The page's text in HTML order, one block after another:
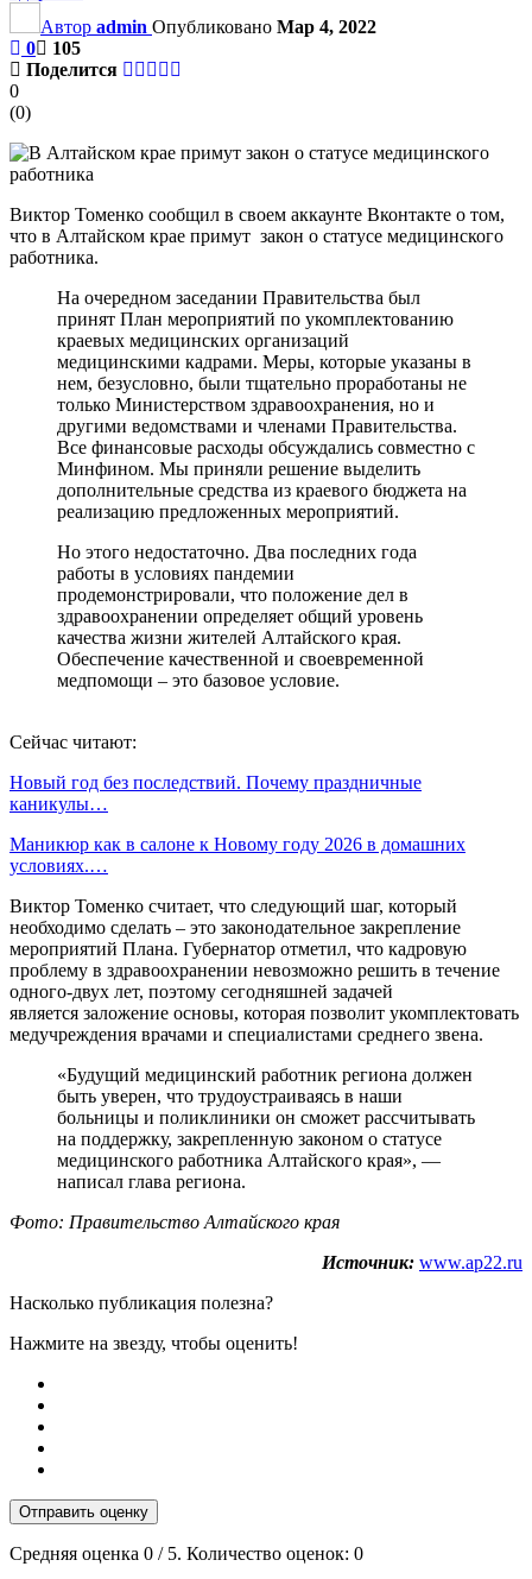
Автор admin Опубликовано Мар 4, 2022
0
105
Поделится
0
(0)
Виктор Томенко сообщил в своем аккаунте Вконтакте о том,
что в Алтайском крае примут закон о статусе медицинского
работника.
На очередном заседании Правительства был
принят План мероприятий по укомплектованию
краевых медицинских организаций
медицинскими кадрами. Меры, которые указаны в
нем, безусловно, были тщательно проработаны не
только Министерством здравоохранения, но и
другими ведомствами и членами Правительства.
Все финансовые расходы обсуждались совместно с
Минфином. Мы приняли решение выделить
дополнительные средства из краевого бюджета на
реализацию предложенных мероприятий.
Но этого недостаточно. Два последних года
работы в условиях пандемии
продемонстрировали, что положение дел в
здравоохранении определяет общий уровень
качества жизни жителей Алтайского края.
Обеспечение качественной и своевременной
медпомощи – это базовое условие.
Сейчас читают:
Новый год без последствий. Почему праздничные
каникулы…
Маникюр как в салоне к Новому году 2026 в домашних
условиях.…
Виктор Томенко считает, что следующий шаг, который
необходимо сделать – это законодательное закрепление
мероприятий Плана. Губернатор отметил, что кадровую
проблему в здравоохранении невозможно решить в течение
одного-двух лет, поэтому сегодняшней задачей
является заложение основы, которая позволит укомплектовать
медучреждения врачами и специалистами среднего звена.
«Будущий медицинский работник региона должен
быть уверен, что трудоустраиваясь в наши
больницы и поликлиники он сможет рассчитывать
на поддержку, закрепленную законом о статусе
медицинского работника Алтайского края», —
написал глава региона.
Фото: Правительство Алтайского края
Источник: www.ap22.ru
Насколько публикация полезна?
Нажмите на звезду, чтобы оценить!
Отправить оценку
Средняя оценка 0 / 5. Количество оценок: 0